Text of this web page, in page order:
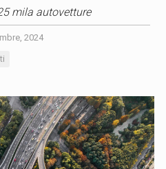
mila autovetture
2024